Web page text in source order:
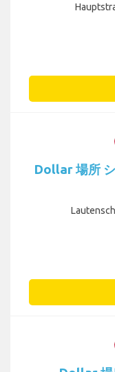
Dollar 場所